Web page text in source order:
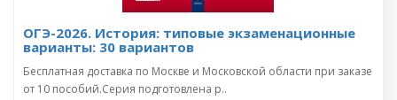
ОГЭ-2026. История: типовые экзаменационные
варианты: 30 вариантов
Бесплатная доставка по Москве и Московской области при заказе
от 10 пособий.Серия подготовлена р..